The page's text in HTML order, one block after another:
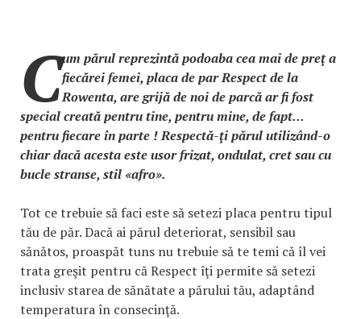
Cum părul reprezintă podoaba cea mai de preţ a
fiecărei femei, placa de par Respect de la
Rowenta, are grijă de noi de parcă ar fi fost
special creată pentru tine, pentru mine, de fapt...
pentru fiecare în parte ! Respectă-ţi părul utilizând-o
chiar dacă acesta este usor frizat, ondulat, cret sau cu
bucle stranse, stil «afro».
Tot ce trebuie să faci este să setezi placa pentru tipul
tău de păr. Dacă ai părul deteriorat, sensibil sau
sănătos, proaspăt tuns nu trebuie să te temi că îl vei
trata greşit pentru că Respect îţi permite să setezi
inclusiv starea de sănătate a părului tău, adaptând
temperatura în consecinţă.